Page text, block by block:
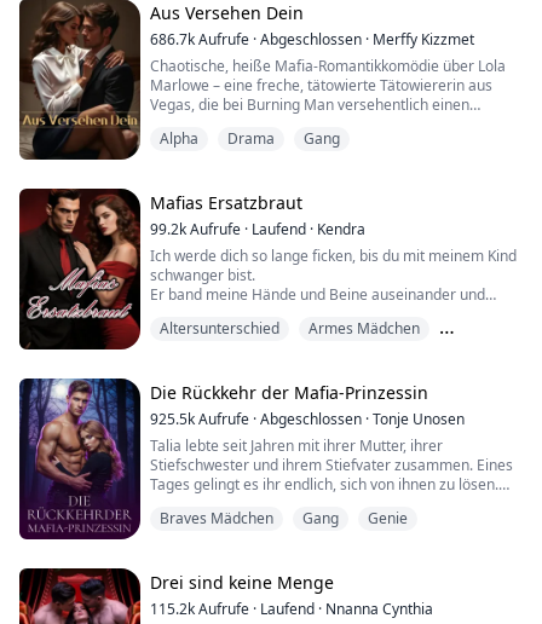
von ihr. Er schwört, dass sie ihm gehören wird.
...Er entführt sie.
„Hmm.“ Ich lasse meine Hand über ihr Shirt gleiten
un...
Aus Versehen Dein
686.7kAufrufe ·Abgeschlossen · Merffy Kizzmet
Chaotische, heiße Mafia-Romantikkomödie über Lola
Marlowe – eine freche, tätowierte Tätowiererin aus
Vegas, die bei Burning Man versehentlich einen
der gefürchtetste Mafia-Boss an der Westküste ist.
Fremden auf, ohne Erinnerung daran, wie er dorthin g...
Alpha Drama Gang
Mafias Ersatzbraut
99.2kAufrufe · Laufend · Kendra
Ich werde dich so lange ficken, bis du mit meinem Kind
schwanger bist.
Er band meine Hände und Beine auseinander und
langsam seine Hemdsärmel hochkrempelte.
tropfte meine Oberschenkel hinunter.
Er peitschte mich leicht mit der Reitpeitsche und befahl
m...
Altersunterschied
Armes Mädchen
Die Rückkehr der Mafia-Prinzessin
925.5kAufrufe ·Abgeschlossen ·Tonje Unosen
Talia lebte seit Jahren mit ihrer Mutter, ihrer
Stiefschwester und ihrem Stiefvater zusammen. Eines
Tages gelingt es ihr endlich, sich von ihnen zu lösen.
draußen hat und viele Menschen gibt, die sie
kann. Sie muss lernen, anderen zu vertrau...
Braves Mädchen Gang Genie
Drei sind keine Menge
115.2kAufrufe · Laufend · Nnanna Cynthia